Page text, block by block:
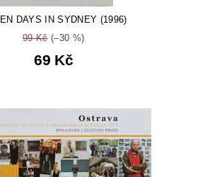
DAYS IN SYDNEY (1996)
99 Kč(–30 %)
69 Kč